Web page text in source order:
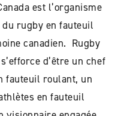
est l’organisme
rugby en fauteuil
canadien. Rugby
d’être un chef
fauteuil roulant, un
en fauteuil